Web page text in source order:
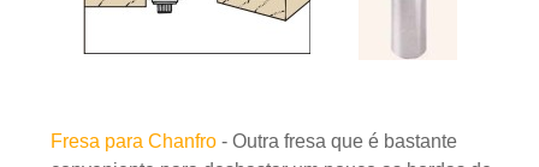
Fresa para Chanfro - Outra fresa que é bastante